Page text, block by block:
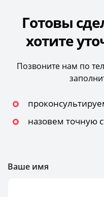
Готовы
хотите
Позвоните нам по
назовем точную
Ваше имя